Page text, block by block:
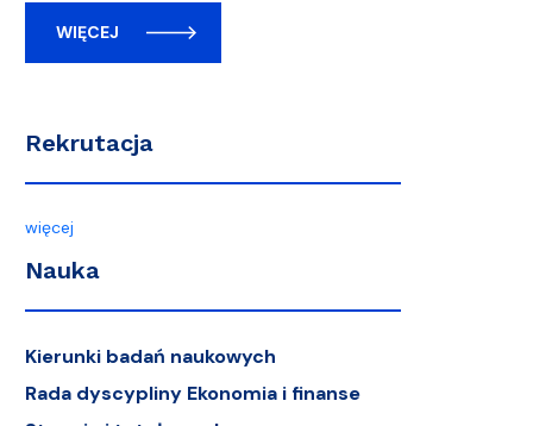
WIĘCEJ
Rekrutacja
więcej
Nauka
Kierunki badań naukowych
Rada dyscypliny Ekonomia i finanse